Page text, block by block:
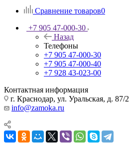
Сравнение товаров0
+7 905 47-000-30
Назад
Телефоны
+7 905 47-000-30
+7 905 47-000-40
+7 928 43-023-00
Контактная информация
г. Краснодар, ул. Уральская, д. 87/2
info@zamoka.ru